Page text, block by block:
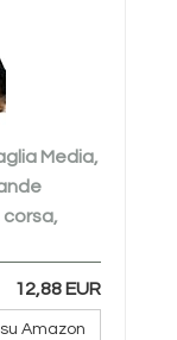
Media,
12,88 EUR
Amazon